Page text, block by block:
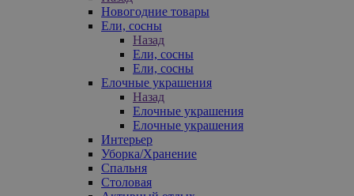
Новогодние товары
Ели, сосны
Назад
Ели, сосны
Ели, сосны
Елочные украшения
Назад
Елочные украшения
Елочные украшения
Интерьер
Уборка/Хранение
Спальня
Столовая